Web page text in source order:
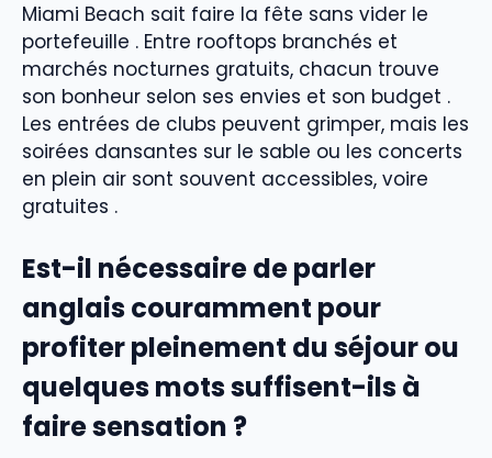
Miami Beach sait faire la fête sans vider le
portefeuille . Entre rooftops branchés et
marchés nocturnes gratuits, chacun trouve
son bonheur selon ses envies et son budget .
Les entrées de clubs peuvent grimper, mais les
soirées dansantes sur le sable ou les concerts
en plein air sont souvent accessibles, voire
gratuites .
Est-il nécessaire de parler
anglais couramment pour
profiter pleinement du séjour ou
quelques mots suffisent-ils à
faire sensation ?